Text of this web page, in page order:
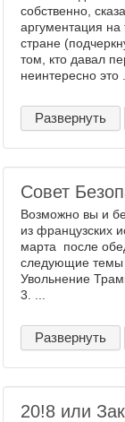
собственно,
аргументация на
стране
том, кто давал
неинтересно это ...
Развернуть
Совет
Возможно вы и
из французских
марта после
следующие темы
Увольнение
3. ...
Развернуть
20!8 или